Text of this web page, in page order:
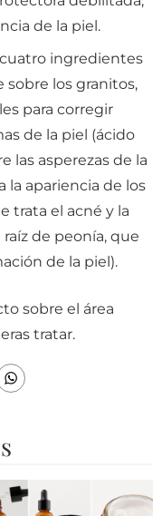
de la piel.
cuatro ingredientes
los granitos,
para corregir
de la piel (ácido
las asperezas de la
la apariencia de los
trata el acné y la
de peonía, que
de la piel).
sobre el área
tratar.